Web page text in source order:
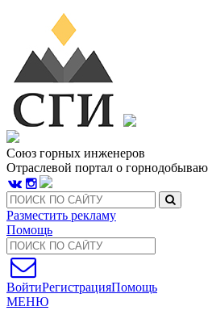
Союз горных инженеров
Отраслевой портал о
Разместить рекламу
Помощь
ВойтиРегистрацияПомощь
МЕНЮ